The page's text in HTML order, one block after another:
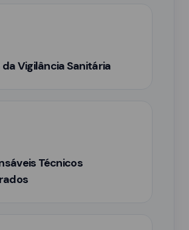
Vigilância Sanitária
Técnicos